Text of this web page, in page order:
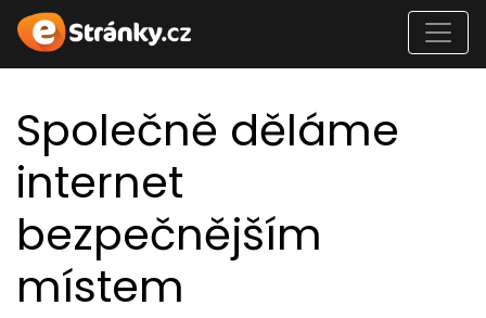
Společně děláme
internet
bezpečnějším
místem